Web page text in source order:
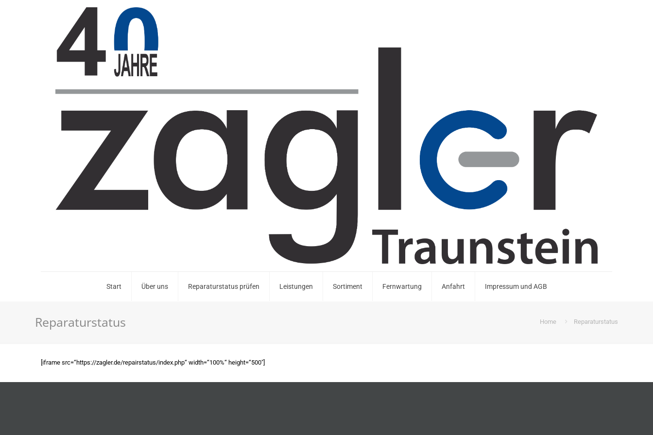
Start Über uns Reparaturstatus prüfen Leistungen Sortiment Fernwartung Anfahrt Impressum und AGB
Reparaturstatus Home Reparaturstatus
[iframe src=“https://zagler.de/repairstatus/index.php“ width=“100%“ height=“500″]